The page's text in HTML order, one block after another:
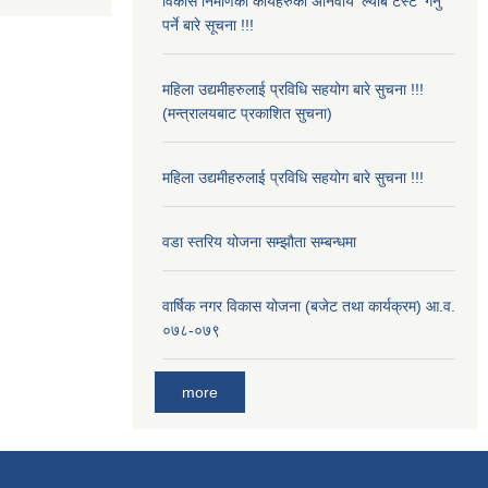
पर्ने बारे सूचना !!!
महिला उद्यमीहरुलाई प्रविधि सहयोग बारे सुचना !!!
(मन्त्रालयबाट प्रकाशित सुचना)
महिला उद्यमीहरुलाई प्रविधि सहयोग बारे सुचना !!!
वडा स्तरिय योजना सम्झौता सम्बन्धमा
वार्षिक नगर विकास योजना (बजेट तथा कार्यक्रम) आ.व.
०७८-०७९
more